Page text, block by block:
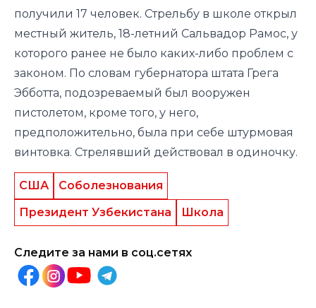
получили 17 человек. Стрельбу в школе открыл
местный житель, 18-летний Сальвадор Рамос, у
которого ранее не было каких-либо проблем с
законом. По словам губернатора штата Грега
Эбботта, подозреваемый был вооружен
пистолетом, кроме того, у него,
предположительно, была при себе штурмовая
винтовка. Стрелявший действовал в одиночку.
США
Соболезнования
Президент Узбекистана
Школа
Следите за нами в соц.сетях